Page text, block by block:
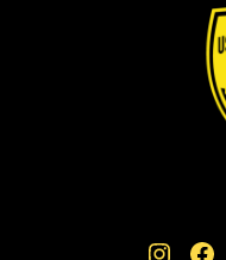
Instagram Facebook